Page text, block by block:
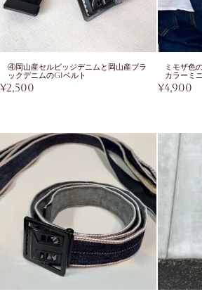
④岡山産セルビッジデニムと岡山産ブラ
ックデニムのGIベルト
¥2,500
ミモザ色
カラーミ
¥4,900